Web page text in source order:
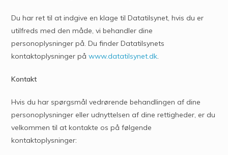
Du har ret til at indgive en klage til Datatilsynet, hvis du er
utilfreds med den måde, vi behandler dine
personoplysninger på. Du finder Datatilsynets
kontaktoplysninger påwww.datatilsynet.dk
Kontakt
Hvis du har spørgsmål vedrørende behandlingen af dine
personoplysninger eller udnyttelsen af dine rettigheder, er du
velkommen til at kontakte os på følgende
kontaktoplysninger: